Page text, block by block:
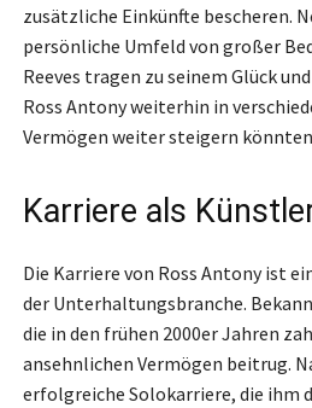
zusätzliche Einkünfte bescheren.
persönliche Umfeld von großer
Reeves tragen zu seinem Glück
Ross Antony weiterhin in
Vermögen weiter steigern
Karriere als
Die Karriere von Ross Antony ist
der Unterhaltungsbranche.
die in den frühen 2000er Jahren
ansehnlichen Vermögen beitrug.
erfolgreiche Solokarriere, die ihm